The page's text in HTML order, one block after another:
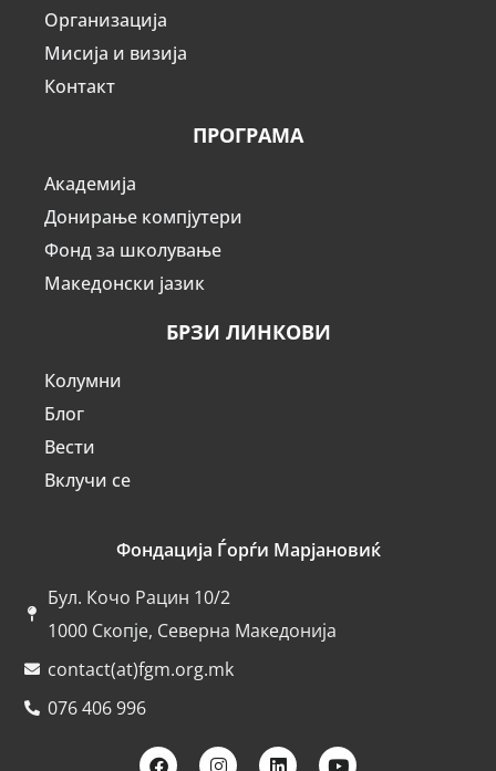
Организација
Мисија и визија
Контакт
ПРОГРАМА
Академија
Донирање компјутери
Фонд за школување
Македонски јазик
БРЗИ ЛИНКОВИ
Колумни
Блог
Вести
Вклучи се
Фондација Ѓорѓи Марјановиќ
Бул. Кочо Рацин 10/2
1000 Скопје, Северна Македонија
contact(at)fgm.org.mk
076 406 996